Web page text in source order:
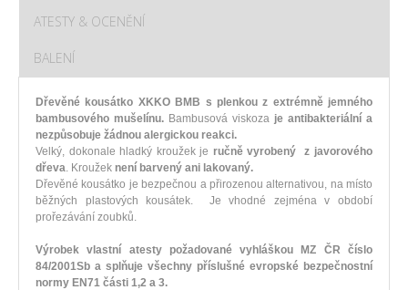
ATESTY & OCENĚNÍ
BALENÍ
Dřevěné kousátko XKKO BMB s plenkou z extrémně jemného
bambusového mušelínu. Bambusová viskoza je antibakteriální a
nezpůsobuje žádnou alergickou reakci.
Velký, dokonale hladký kroužek je ručně vyrobený z javorového
dřeva. Kroužek není barvený ani lakovaný.
Dřevěné kousátko je bezpečnou a přirozenou alternativou, na místo
běžných plastových kousátek. Je vhodné zejména v období
prořezávání zoubků.
Výrobek vlastní atesty požadované vyhláškou MZ ČR číslo
84/2001Sb a splňuje všechny příslušné evropské bezpečnostní
normy EN71 části 1,2 a 3.